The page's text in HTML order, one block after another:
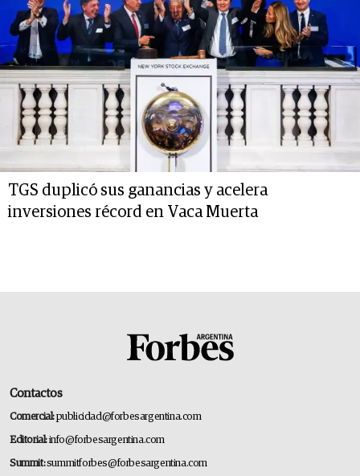
TGS duplicó sus ganancias y acelera
inversiones récord en Vaca Muerta
Contactos
Comercial:publicidad@forbesargentina.com
Editorial:info@forbesargentina.com
Summit:summitforbes@forbesargentina.com